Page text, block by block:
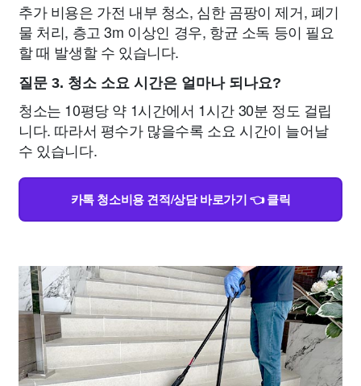
추가 비용은 가전 내부 청소, 심한 곰팡이 제거, 폐기
물 처리, 층고 3m 이상인 경우, 항균 소독 등이 필요
할 때 발생할 수 있습니다.
질문 3. 청소 소요 시간은 얼마나 되나요?
청소는 10평당 약 1시간에서 1시간 30분 정도 걸립
니다. 따라서 평수가 많을수록 소요 시간이 늘어날
수 있습니다.
카톡 청소비용 견적/상담 바로가기 👈 클릭